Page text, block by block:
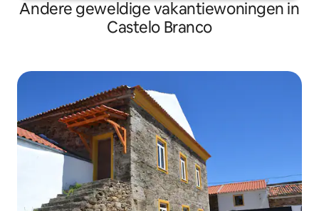
Andere geweldige vakantiewoningen in
Castelo Branco